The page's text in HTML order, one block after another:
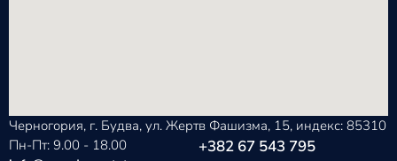
Черногория, г. Будва, ул. Жертв Фашизма, 15, индекс: 85310
Пн-Пт: 9.00 - 18.00
+382 67 543 795